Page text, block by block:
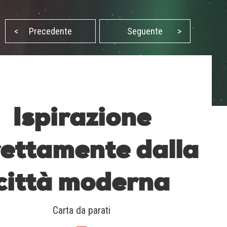
< Precedente Seguente >
Ispirazione
dalla
moderna
Carta da parati